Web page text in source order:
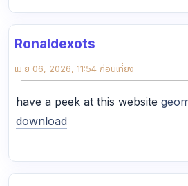
Ronaldexots
เม.ย 06, 2026, 11:54 ก่อนเที่ยง
have a peek at this website
download